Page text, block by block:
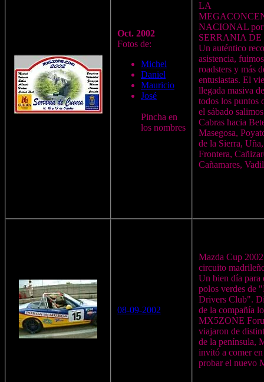
Oct. 2002
Fotos de:
Michel
Daniel
Mauricio
José
Pincha en
los nombres
LA
NACIONAL
SERRANIA
Un auténtico
asistencia,
roadsters y más
entusiastas. El
llegada masiva
todos los puntos
el sábado
Cabras hacia
Masegosa,
de la Sierra,
Frontera,
Cañamares,
08-09-2002
Mazda Cup
circuito
Un bien día para
polos verdes de
Drivers Club".
de la compañía
MX5ZONE
viajaron de
de la península,
invitó a comer
probar el nuevo